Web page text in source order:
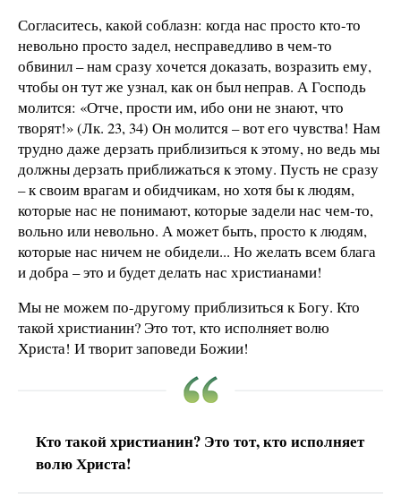
Согласитесь, какой соблазн: когда нас просто кто-то
невольно просто задел, несправедливо в чем-то
обвинил – нам сразу хочется доказать, возразить ему,
чтобы он тут же узнал, как он был неправ. А Господь
молится: «Отче, прости им, ибо они не знают, что
творят!» (Лк. 23, 34) Он молится – вот его чувства! Нам
трудно даже дерзать приблизиться к этому, но ведь мы
должны дерзать приближаться к этому. Пусть не сразу
– к своим врагам и обидчикам, но хотя бы к людям,
которые нас не понимают, которые задели нас чем-то,
вольно или невольно. А может быть, просто к людям,
которые нас ничем не обидели... Но желать всем блага
и добра – это и будет делать нас христианами!
Мы не можем по-другому приблизиться к Богу. Кто
такой христианин? Это тот, кто исполняет волю
Христа! И творит заповеди Божии!
Кто такой христианин? Это тот, кто исполняет
волю Христа!